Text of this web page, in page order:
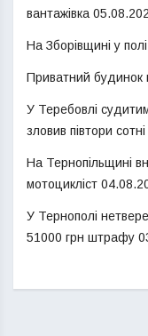
вантажівка
На Зборівщині у
Приватний будинок
У Теребовлі
зловив півтори сотні
На Тернопільщині
мотоцикліст
У Тернополі
51000 грн штрафу